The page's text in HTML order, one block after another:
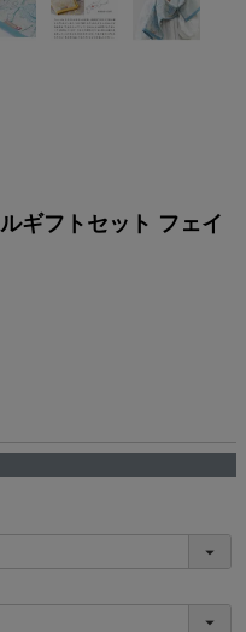
ギフトセット フェイ